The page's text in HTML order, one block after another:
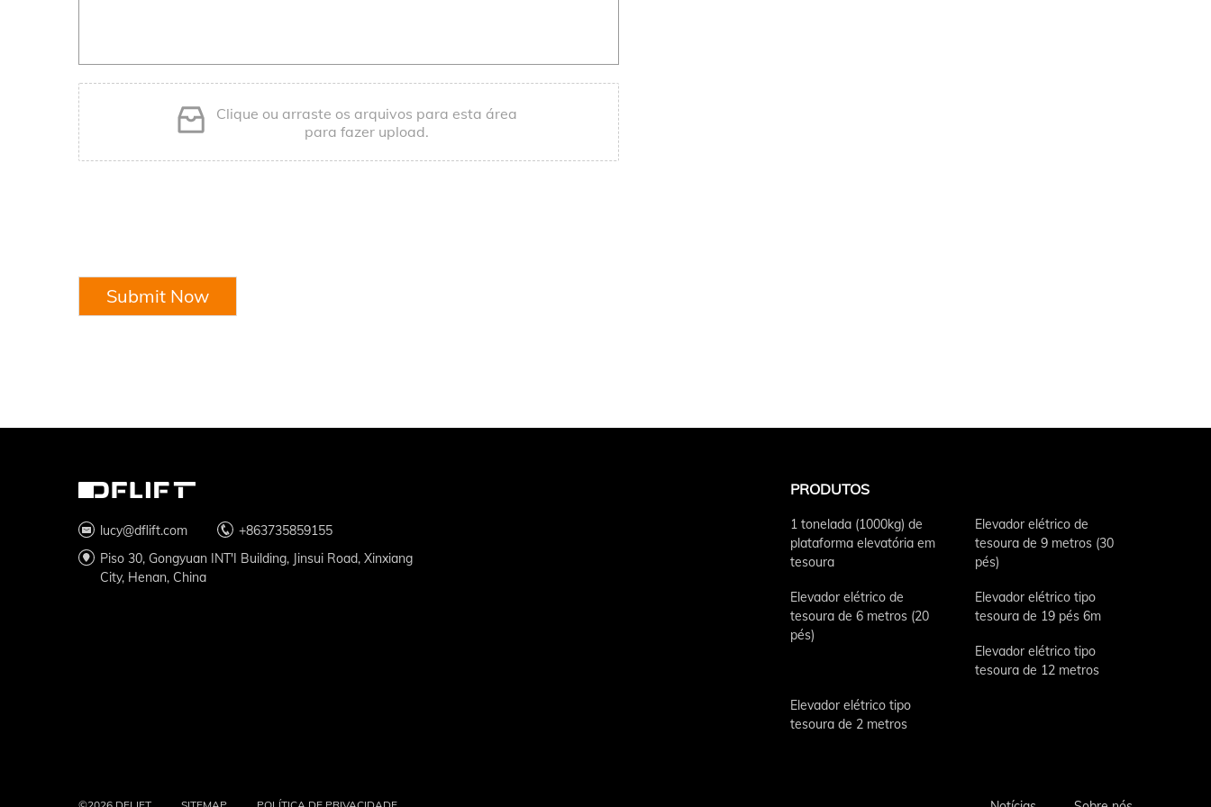
Clique ou arraste os arquivos para esta área
para fazer upload.
Submit Now
lucy@dflift.com
+863735859155
Piso 30, Gongyuan INT'I Building, Jinsui Road, Xinxiang
City, Henan, China
PRODUTOS
1 tonelada (1000kg) de
plataforma elevatória em
tesoura
Elevador elétrico de
tesoura de 9 metros (30
pés)
Elevador elétrico de
tesoura de 6 metros (20
pés)
Elevador elétrico tipo
tesoura de 19 pés 6m
Elevador elétrico tipo
tesoura de 12 metros
Elevador elétrico tipo
tesoura de 2 metros